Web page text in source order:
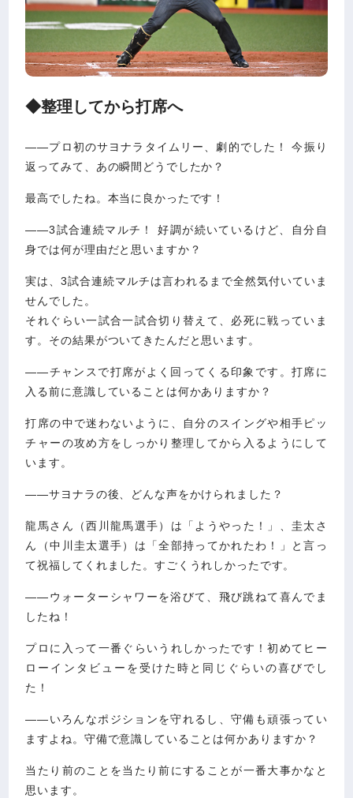
◆整理してから打席へ
――プロ初のサヨナラタイムリー、劇的でした！ 今振り
返ってみて、あの瞬間どうでしたか？
最高でしたね。本当に良かったです！
――3試合連続マルチ！ 好調が続いているけど、自分自
身では何が理由だと思いますか？
実は、3試合連続マルチは言われるまで全然気付いていま
せんでした。
それぐらい一試合一試合切り替えて、必死に戦っていま
す。その結果がついてきたんだと思います。
――チャンスで打席がよく回ってくる印象です。打席に
入る前に意識していることは何かありますか？
打席の中で迷わないように、自分のスイングや相手ピッ
チャーの攻め方をしっかり整理してから入るようにして
います。
――サヨナラの後、どんな声をかけられました？
龍馬さん（西川龍馬選手）は「ようやった！」、圭太さ
ん（中川圭太選手）は「全部持ってかれたわ！」と言っ
て祝福してくれました。すごくうれしかったです。
――ウォーターシャワーを浴びて、飛び跳ねて喜んでま
したね！
プロに入って一番ぐらいうれしかったです！初めてヒー
ローインタビューを受けた時と同じぐらいの喜びでし
た！
――いろんなポジションを守れるし、守備も頑張ってい
ますよね。守備で意識していることは何かありますか？
当たり前のことを当たり前にすることが一番大事かなと
思います。